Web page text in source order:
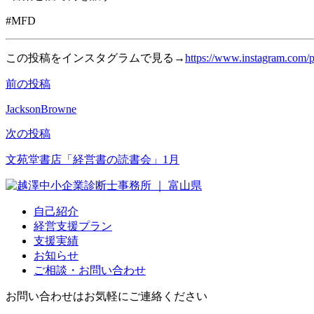
#MFD
この投稿をインスタグラムで見る→https://www.instagram.com/
投
稿
ナ
ビ
ゲ
前の投稿
JacksonBrowne
次の投稿
文苑堂書店「経営書の読書会」1月
自己紹介
経営支援プラン
支援実績
お知らせ
ご相談・お問い合わせ
お問い合わせはお気軽にご連絡ください